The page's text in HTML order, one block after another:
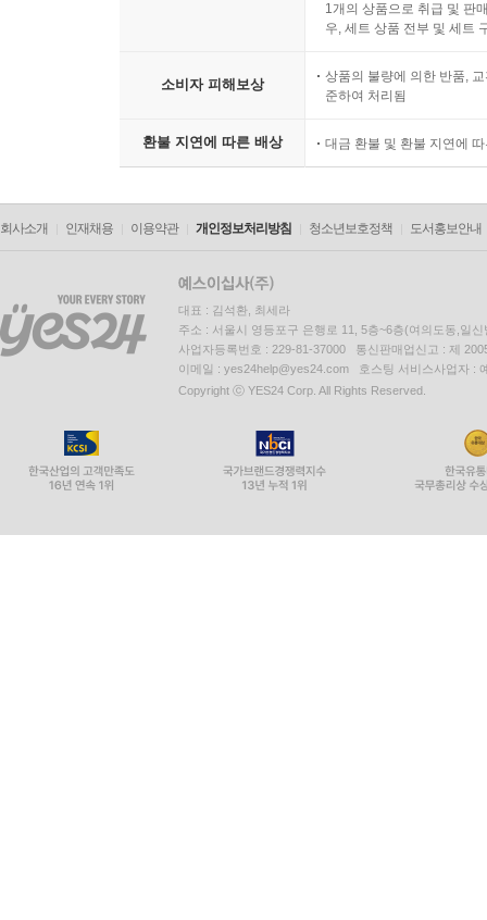
1개의 상품으로 취급 및 판
우, 세트 상품 전부 및 세트
소비자 피해보상
상품의 불량에 의한 반품,
준하여 처리됨
환불 지연에 따른 배상 대금 환불 및 환불 지연에
회사소개 인재채용 이용약관 개인정보처리방침 청소년보호정책 도서홍보안내
대표 : 김석환, 최세라
주소 : 서울시 영등포구 은행로 11, 5층~6층(여의도동,일신
사업자등록번호 : 229-81-37000 통신판매업신고 : 제
이메일 : yes24help@yes24.com 호스팅 서비스사업자 :
Copyright ⓒ YES24 Corp. All Rights Reserved.